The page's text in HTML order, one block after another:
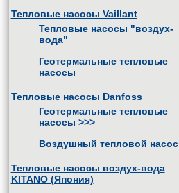
Тепловые насосы Vaillant
Тепловые насосы "воздух-
вода"
Геотермальные тепловые
насосы
Тепловые насосы Danfoss
Геотермальные тепловые
насосы >>>
Воздушный тепловой насос
Тепловые насосы воздух-вода
KITANO (Япония)